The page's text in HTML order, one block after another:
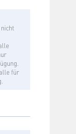
für